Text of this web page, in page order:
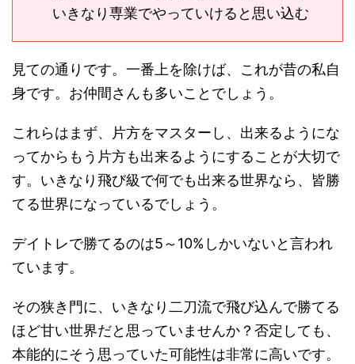
いきなり専業でやっていけると思い込む
見ての通りです。一番上を除けば、これが昔の私自
身です。お仲間さんも多いことでしょう。
これらはまず、片方をマスターし、出来るようにな
ってからもう片方も出来るようにすることが大切で
す。いきなり飛び級で何でも出来る世界なら、皆勝
てる世界になっているでしょう。
デイトレで勝てるのは5～10%しかいないと言われ
ています。
その狭き門に、いきなり二刀流で飛び込んで勝てる
ほど甘い世界だと思っていませんか？否定しても、
本能的にそう思っていた可能性は非常に高いです。